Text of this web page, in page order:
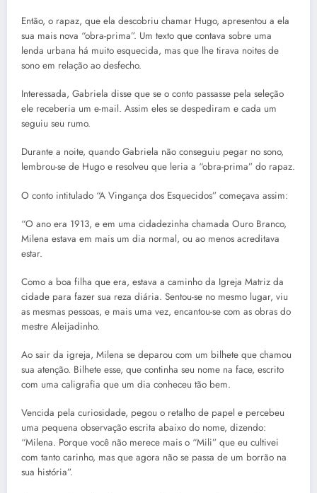
Então, o rapaz, que ela descobriu chamar Hugo, apresentou a ela
sua mais nova “obra-prima”. Um texto que contava sobre uma
lenda urbana há muito esquecida, mas que lhe tirava noites de
sono em relação ao desfecho.
Interessada, Gabriela disse que se o conto passasse pela seleção
ele receberia um e-mail. Assim eles se despediram e cada um
seguiu seu rumo.
Durante a noite, quando Gabriela não conseguiu pegar no sono,
lembrou-se de Hugo e resolveu que leria a “obra-prima” do rapaz.
O conto intitulado “A Vingança dos Esquecidos” começava assim:
“O ano era 1913, e em uma cidadezinha chamada Ouro Branco,
Milena estava em mais um dia normal, ou ao menos acreditava
estar.
Como a boa filha que era, estava a caminho da Igreja Matriz da
cidade para fazer sua reza diária. Sentou-se no mesmo lugar, viu
as mesmas pessoas, e mais uma vez, encantou-se com as obras do
mestre Aleijadinho.
Ao sair da igreja, Milena se deparou com um bilhete que chamou
sua atenção. Bilhete esse, que continha seu nome na face, escrito
com uma caligrafia que um dia conheceu tão bem.
Vencida pela curiosidade, pegou o retalho de papel e percebeu
uma pequena observação escrita abaixo do nome, dizendo:
“Milena. Porque você não merece mais o “Mili” que eu cultivei
com tanto carinho, mas que agora não se passa de um borrão na
sua história”.